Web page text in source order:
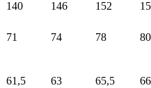
140 146 152
71 74 78 80
61,5 63 65,5